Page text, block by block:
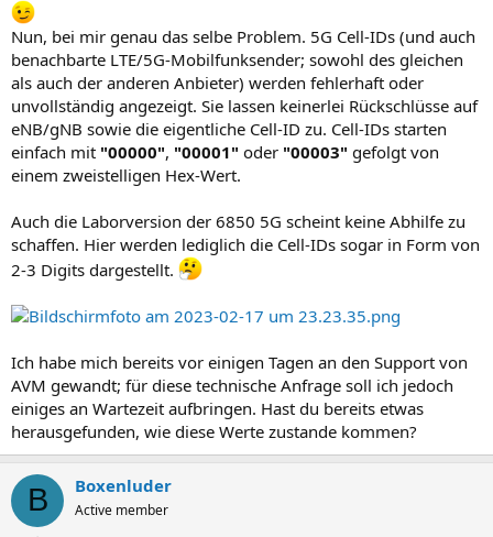
Nun, bei mir genau das selbe Problem. 5G Cell-IDs (und auch
benachbarte LTE/5G-Mobilfunksender; sowohl des gleichen
als auch der anderen Anbieter) werden fehlerhaft oder
unvollständig angezeigt. Sie lassen keinerlei Rückschlüsse auf
eNB/gNB sowie die eigentliche Cell-ID zu. Cell-IDs starten
einfach mit "00000", "00001" oder "00003" gefolgt von
einem zweistelligen Hex-Wert.
Auch die Laborversion der 6850 5G scheint keine Abhilfe zu
schaffen. Hier werden lediglich die Cell-IDs sogar in Form von
2-3 Digits dargestellt.
Ich habe mich bereits vor einigen Tagen an den Support von
AVM gewandt; für diese technische Anfrage soll ich jedoch
einiges an Wartezeit aufbringen. Hast du bereits etwas
herausgefunden, wie diese Werte zustande kommen?
B Boxenluder
Active member